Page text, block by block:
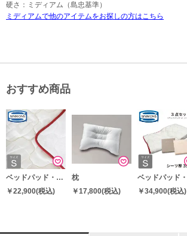
硬さ：ミディアム（島忠基準）
ミディアムで他のアイテムをお探しの方はこちら
おすすめ商品
ベッドパッド・敷パッド
￥22,900(税込)
枕
￥17,800(税込)
￥34,900(税込)